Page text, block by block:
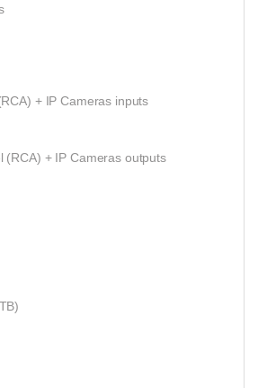
+ IP Cameras inputs
(RCA) + IP Cameras outputs